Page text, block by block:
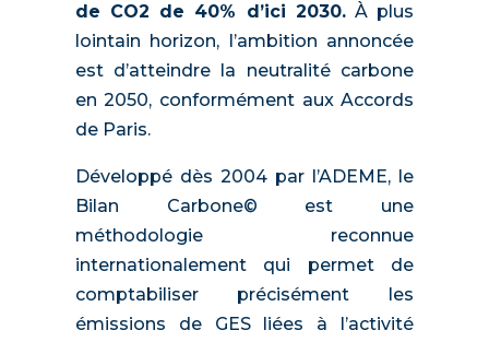
de CO2 de 40% d’ici 2030.À plus
lointain horizon, l’ambition annoncée
est d’atteindre la neutralité carbone
en 2050, conformément aux Accords
de Paris.
Développé dès 2004 par l’ADEME, le
Bilan Carbone© est une
méthodologie reconnue
internationalement qui permet de
comptabiliser précisément les
émissions de GES liées à l’activité